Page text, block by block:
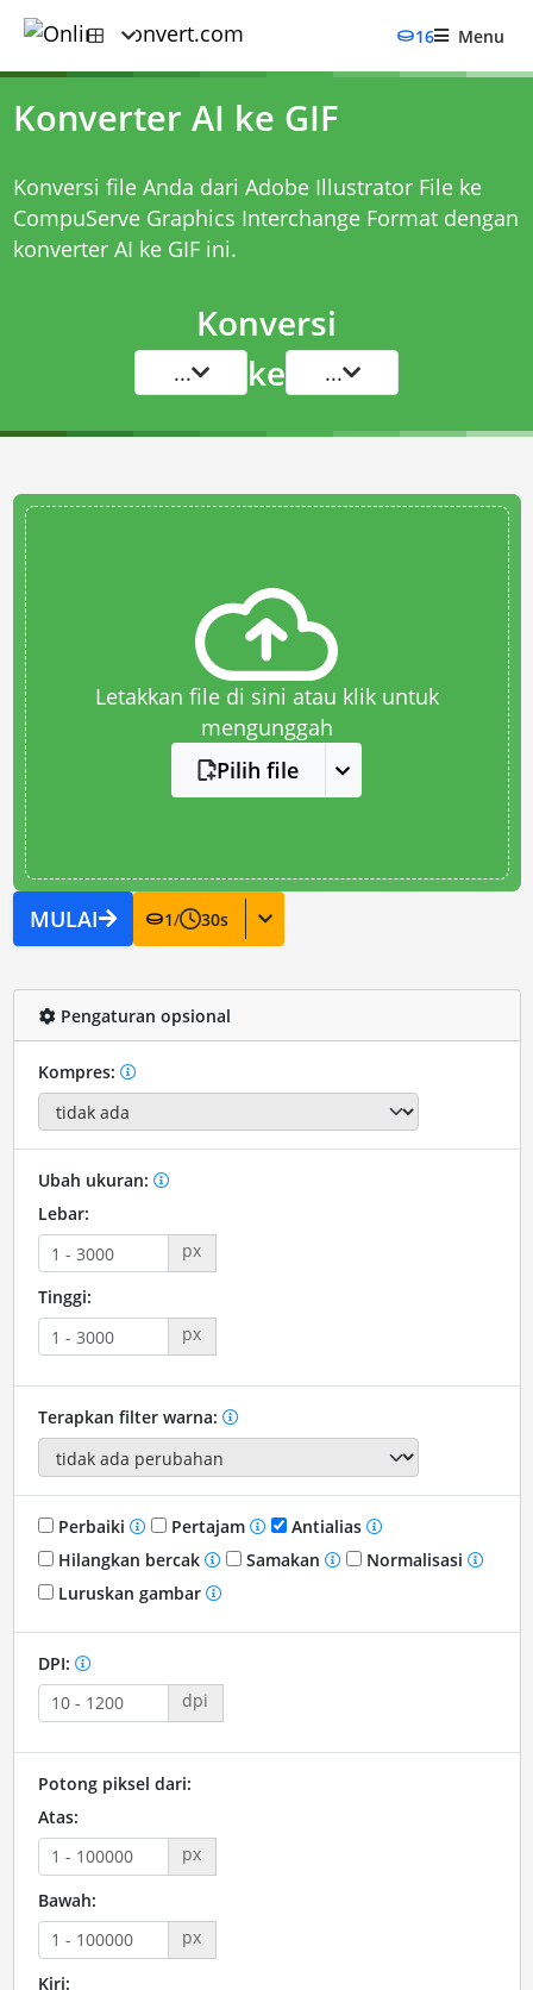
16 Menu
Konverter AI ke GIF
Konversi file Anda dari Adobe Illustrator File ke
CompuServe Graphics Interchange Format dengan
konverter AI ke GIFini.
Konversi
... ke ...
Letakkan file di sini atau klik untuk
mengunggah
Pilih file
MULAI 1/ 30s
Pengaturan opsional
Kompres:
Ubah ukuran:
Lebar:
px
Tinggi:
px
Terapkan filter warna:
Perbaiki Pertajam
Antialias
Hilangkan bercak
Samakan
Normalisasi
Luruskan gambar
DPI:
dpi
Potong piksel dari:
Atas:
px
Bawah:
px
Kiri: